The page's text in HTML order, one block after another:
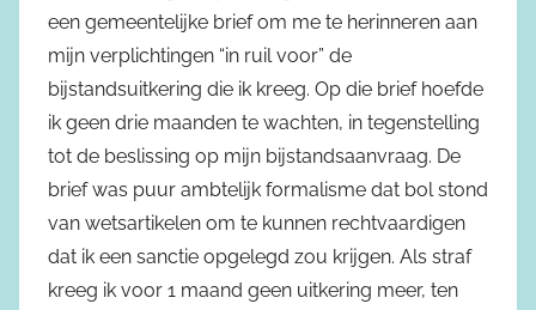
een gemeentelijke brief om me te herinneren aan
mijn verplichtingen “in ruil voor” de
bijstandsuitkering die ik kreeg. Op die brief hoefde
ik geen drie maanden te wachten, in tegenstelling
tot de beslissing op mijn bijstandsaanvraag. De
brief was puur ambtelijk formalisme dat bol stond
van wetsartikelen om te kunnen rechtvaardigen
dat ik een sanctie opgelegd zou krijgen. Als straf
kreeg ik voor 1 maand geen uitkering meer, ten